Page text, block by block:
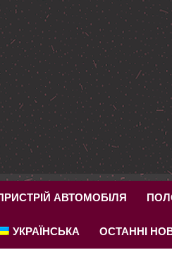
АВТОМОБІЛЯ
УКРАЇНСЬКА ОСТАННІ